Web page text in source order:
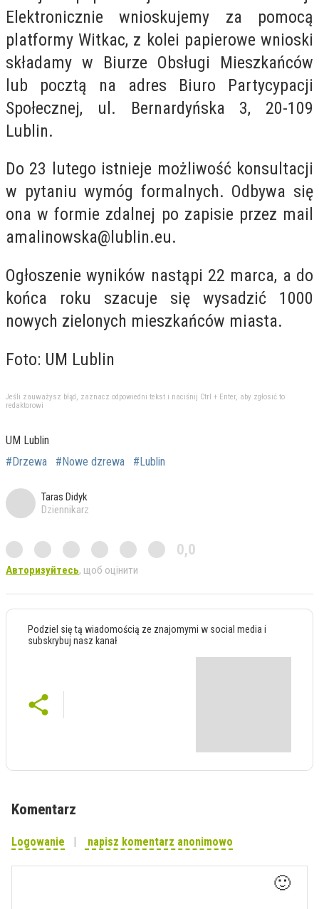
Elektronicznie wnioskujemy za pomocą
platformy Witkac, z kolei papierowe wnioski
składamy w Biurze Obsługi Mieszkańców
lub pocztą na adres Biuro Partycypacji
Społecznej, ul. Bernardyńska 3, 20-109
Lublin.
Do 23 lutego istnieje możliwość konsultacji
w pytaniu wymóg formalnych. Odbywa się
ona w formie zdalnej po zapisie przez mail
amalinowska@lublin.eu.
Ogłoszenie wyników nastąpi 22 marca, a do
końca roku szacuje się wysadzić 1000
nowych zielonych mieszkańców miasta.
Foto: UM Lublin
Jeśli zauważysz błąd, zaznacz odpowiedni tekst i naciśnij Ctrl + Enter, aby zgłosić to
redaktorowi
UM Lublin
#Drzewa
#Nowe dzrewa #Lublin
Taras Didyk
Dziennikarz
0,0
Авторизуйтесь, щоб оцінити
Podziel się tą wiadomością ze znajomymi w social media i
subskrybuj nasz kanał
Komentarz
Logowanie napisz komentarz anonimowo
🙂